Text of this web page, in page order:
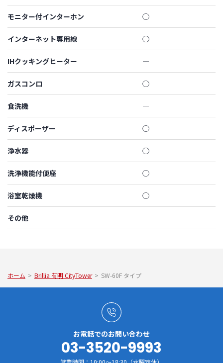
モニター付インターホン ◯
インターネット専用線 ◯
IHクッキングヒーター ―
ガスコンロ ◯
食洗機 ―
ディスポーザー ◯
浄水器 ◯
洗浄機能付便座 ◯
浴室乾燥機 ◯
その他
ホーム > Brillia 有明 CityTower > SW-60F タイプ
お電話でのお問い合わせ
03-3520-9993